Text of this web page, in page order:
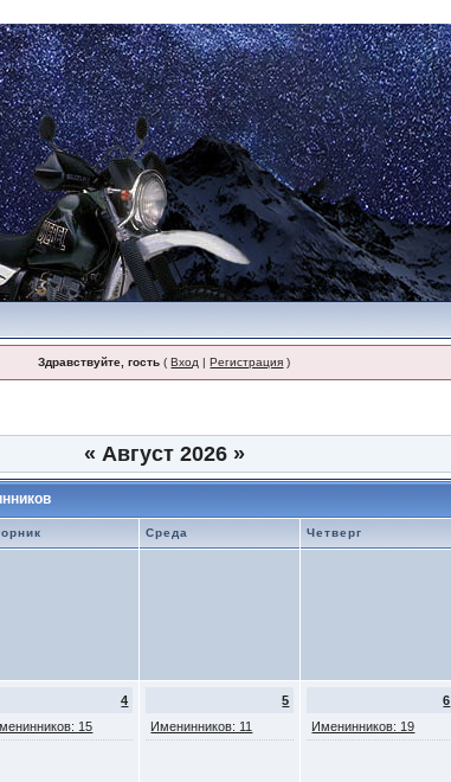
Здравствуйте, гость (Вход |Регистрация )
« Август 2026 »
Среда Четверг
4
15
5
Именинников: 11
6
Именинников: 19